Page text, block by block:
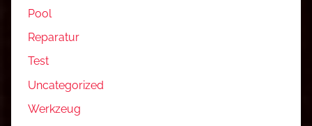
Pool
Reparatur
Test
Uncategorized
Werkzeug